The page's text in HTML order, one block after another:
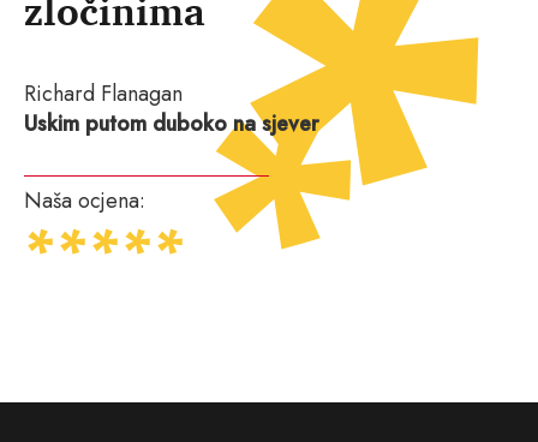
Richard Flanagan
Uskim putom duboko na sjever
Naša ocjena: